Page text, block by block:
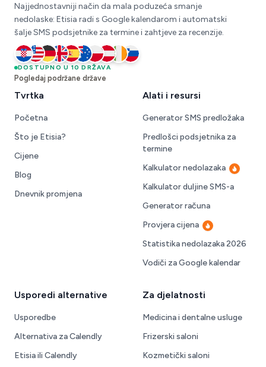
Najjednostavniji način da mala poduzeća smanje
nedolaske: Etisia radi s Google kalendarom i automatski
šalje SMS podsjetnike za termine i zahtjeve za recenzije.
Hrvatska
Sjedinjene Države
Njemačka
Ujedinjeno Kraljevstvo
Španjolska
Australija
PoljskaAustrija
Irska
DOSTUPNO U 10 DRŽAVA
Pogledaj podržane države
Tvrtka
Početna
Što je Etisia?
Cijene
Blog
Dnevnik promjena
Alati i resursi
Generator SMS predložaka
Predlošci podsjetnika za
termine
Kalkulator nedolazaka
Vruće
Kalkulator duljine SMS-a
Generator računa
Provjera cijena
Vruće
Statistika nedolazaka 2026
Vodiči za Google kalendar
Usporedi alternative
Usporedbe
Alternativa za Calendly
Etisia ili Calendly
Za djelatnosti
Medicina i dentalne usluge
Frizerski saloni
Kozmetički saloni